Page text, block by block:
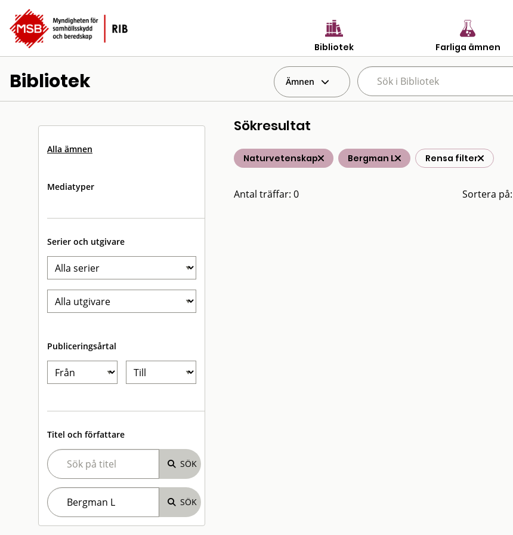
Bibliotek Farliga ämnen
Bibliotek Ämnen
Alla ämnen
Mediatyper
Serier och utgivare
Publiceringsårtal
Titel och författare
Sökresultat
Naturvetenskap Bergman L Rensa filter
Antal träffar: 0 Sortera på: